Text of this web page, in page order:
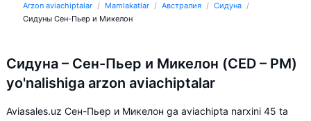
Arzon aviachiptalar Mamlakatlar Австралия
Сидуна
Сидуны Сен-Пьер и Микелон
Сидуна – Сен-Пьер и Микелон (CED – PM)
yo'nalishiga arzon aviachiptalar
Aviasales.uz Сен-Пьер и Микелон ga aviachipta narxini 45 ta